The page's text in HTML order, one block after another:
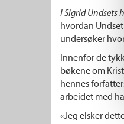
I Sigrid Undsets
hvordan
undersøker
Innenfor de
bøkene om
hennes
arbeidet med
«Jeg elsker